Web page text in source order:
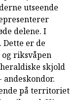
utseende
delene. I
er de
og riksvåpen
skjold
andeskondor.
på territoriet